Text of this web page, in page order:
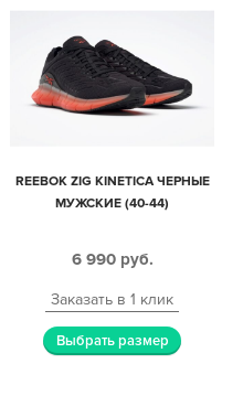
REEBOK ZIG KINETICA ЧЕРНЫЕ
МУЖСКИЕ (40-44)
6 990 руб.
Заказать в 1 клик
Выбрать размер